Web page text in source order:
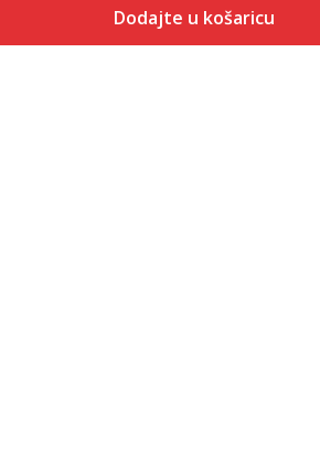
Dodajte u košaricu